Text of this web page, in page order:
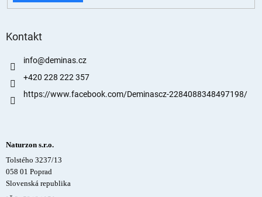
Kontakt
info@deminas.cz
+420 228 222 357
https://www.facebook.com/Deminascz-2284088348497198/
Naturzon s.r.o.
Tolstého 3237/13
058 01 Poprad
Slovenská republika